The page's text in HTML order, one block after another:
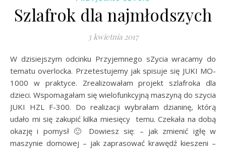
Szlafrok dla najmłodszych
3 kwietnia 2017
W dzisiejszym odcinku Przyjemnego sZycia wracamy do
tematu overlocka. Przetestujemy jak spisuje się JUKI MO-
1000 w praktyce. Zrealizowałam projekt szlafroka dla
dzieci. Wspomagałam się wielofunkcyjną maszyną do szycia
JUKI HZL F-300. Do realizacji wybrałam dzianinę, którą
udało mi się zakupić kilka miesięcy temu. Czekała na dobą
okazję i pomysł 🙂 Dowiesz się: – jak zmienić igłę w
maszynie domowej – jak zaprasować krawędź kieszeni –